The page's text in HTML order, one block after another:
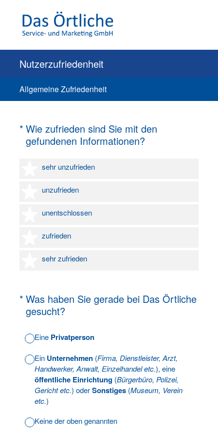
Nutzerzufriedenheit
Allgemeine Zufriedenheit
* Wie zufrieden sind Sie mit den
gefundenen Informationen?
(Erforderlich.)
sehr unzufrieden
1 Stern
unzufrieden
2 Sterne
unentschlossen
3 Sterne
zufrieden
4 Sterne
sehr zufrieden
5 Sterne
* Was haben Sie gerade bei Das Örtliche
gesucht?
(Erforderlich.)
Eine Privatperson
Ein Unternehmen (Firma, Dienstleister, Arzt,
Handwerker, Anwalt, Einzelhandel etc.), eine
öffentliche Einrichtung (Bürgerbüro, Polizei,
Gericht etc.) oderSonstiges (Museum, Verein
etc.)
Keine der oben genannten